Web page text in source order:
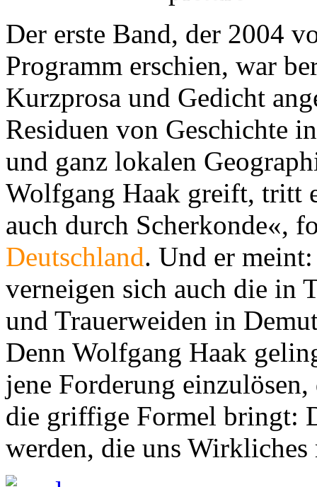
Der erste Band, der 2004
Programm erschien, war
Kurzprosa und Gedicht
Residuen von Geschichte
und ganz lokalen
Wolfgang Haak greift, tritt
auch durch Scherkonde«,
Deutschland. Und er
verneigen sich auch die in
und Trauerweiden in
Denn Wolfgang Haak
jene Forderung
die griffige Formel bringt:
werden, die uns